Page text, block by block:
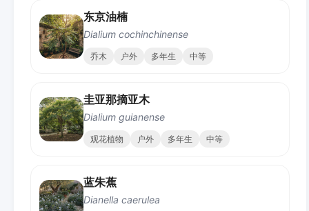
东京油楠
Dialium cochinchinense
乔木 户外 多年生 中等
圭亚那摘亚木
Dialium guianense
观花植物 户外 多年生 中等
蓝朱蕉
Dianella caerulea